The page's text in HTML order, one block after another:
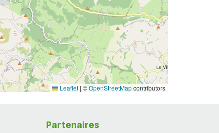
Leaflet | ©OpenStreetMapcontributors
Partenaires